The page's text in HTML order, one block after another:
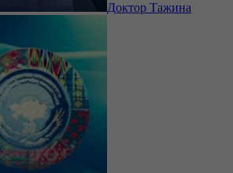
Доктор Тажина